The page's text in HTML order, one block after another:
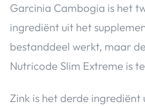
Garcinia Cambogia is het
ingrediënt uit het
bestanddeel werkt, maar
Nutricode Slim Extreme is
Zink is het derde